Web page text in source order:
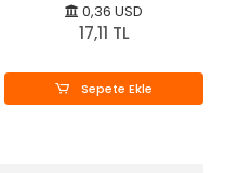
0,36 USD
17,11 TL
Sepete Ekle